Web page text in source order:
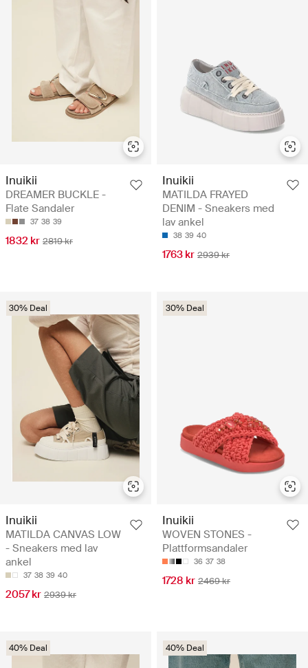
Inuikii
DREAMER BUCKLE -
Flate Sandaler
37 38 39
1832 kr 2819 kr
Inuikii
MATILDA FRAYED
DENIM - Sneakers med
lav ankel
38 39 40
1763 kr 2939 kr
30% Deal
Inuikii
MATILDA CANVAS LOW
- Sneakers med lav
ankel
37 38 39 40
2057 kr 2939 kr
30% Deal
Inuikii
WOVEN STONES -
Plattformsandaler
36 37 38
1728 kr 2469 kr
40% Deal 40% Deal